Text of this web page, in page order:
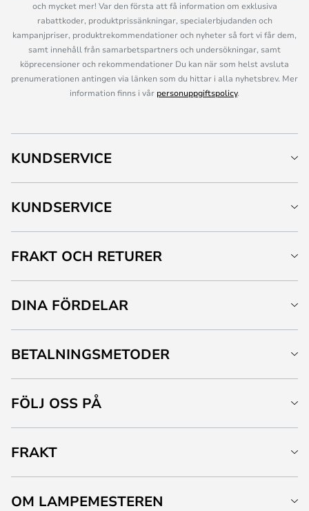
och mycket mer! Var den första att få information om exklusiva
rabattkoder, produktprissänkningar, specialerbjudanden och
kampanjpriser, produktrekommendationer och nyheter så fort vi får dem,
samt innehåll från samarbetspartners och undersökningar, samt
köprecensioner och rekommendationer Du kan när som helst avsluta
prenumerationen antingen via länken som du hittar i alla nyhetsbrev. Mer
information finns i vår personuppgiftspolicy.
KUNDSERVICE
KUNDSERVICE
FRAKT OCH RETURER
DINA FÖRDELAR
BETALNINGSMETODER
FÖLJ OSS PÅ
FRAKT
OM LAMPEMESTEREN